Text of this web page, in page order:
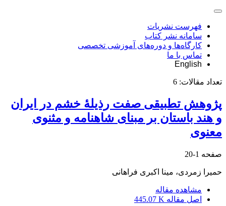
فهرست نشریات
سامانه نشر کتاب
کارگاه‌ها و دوره‌های آموزشی تخصصی
تماس با ما
English
تعداد مقالات: 6
پژوهش تطبیقی صفت رذیلۀ خشم در ایران
و هند باستان بر مبنای شاهنامه و مثنوی
معنوی
صفحه 1-20
حمیرا زمردی، مینا اکبرى فراهانی
مشاهده مقاله
اصل مقاله 445.07 K